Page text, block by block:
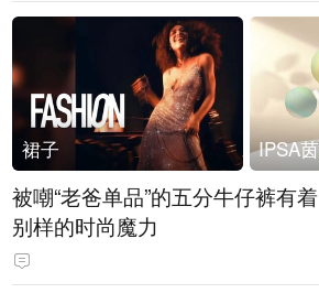
裙子
被嘲“老爸单品”的五分牛仔裤有着
别样的时尚魔力